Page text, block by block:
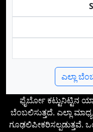
ಎಲ್ಲಾ
ಫೈರ್ಬೋ ಕಟ್ಟುನಿಟ್ಟಿನ
ಬೆಂಬಲಿಸುತ್ತದೆ. ಎಲ್ಲಾ